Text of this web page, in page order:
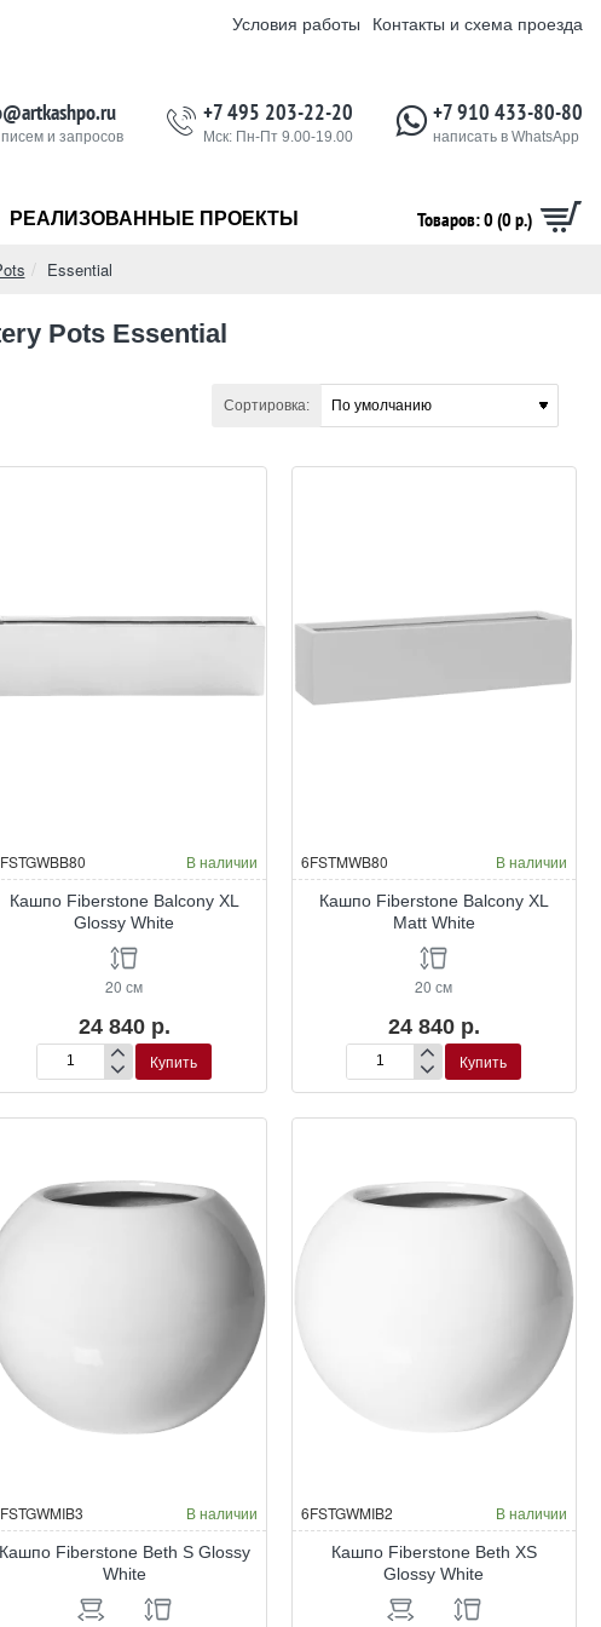
Условия работы Контакты и схема проезда
и запросов
+7 495 203-22-20
Мск: Пн-Пт 9.00-19.00
+7 910 433-80-80
написать в WhatsApp
РЕАЛИЗОВАННЫЕ ПРОЕКТЫ Товаров: 0 (0 р.)
Essential
Pots Essential
Сортировка:
В наличии
Кашпо Fiberstone Balcony XL
Glossy White
20 см
24 840 р.
Кашпо
Fiberstone
Balcony
White
Купить
6FSTMWB80 В наличии
Кашпо Fiberstone Balcony XL
Matt White
20 см
24 840 р.
Кашпо
Fiberstone
Balcony
Купить
В наличии
Кашпо Fiberstone Beth S Glossy
White
6FSTGWMIB2 В наличии
Кашпо Fiberstone Beth XS
Glossy White